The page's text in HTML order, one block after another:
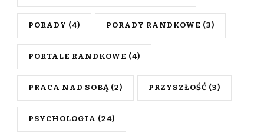
PORADY (4) PORADY RANDKOWE (3)
PORTALE RANDKOWE (4)
PRACA NAD SOBĄ (2) PRZYSZŁOŚĆ (3)
PSYCHOLOGIA (24)